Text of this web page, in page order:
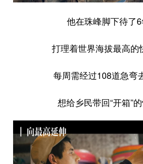
他在珠峰脚下待了
打理着世界海拔最高的
每周需经过108道急弯
想给乡民带回“开箱”